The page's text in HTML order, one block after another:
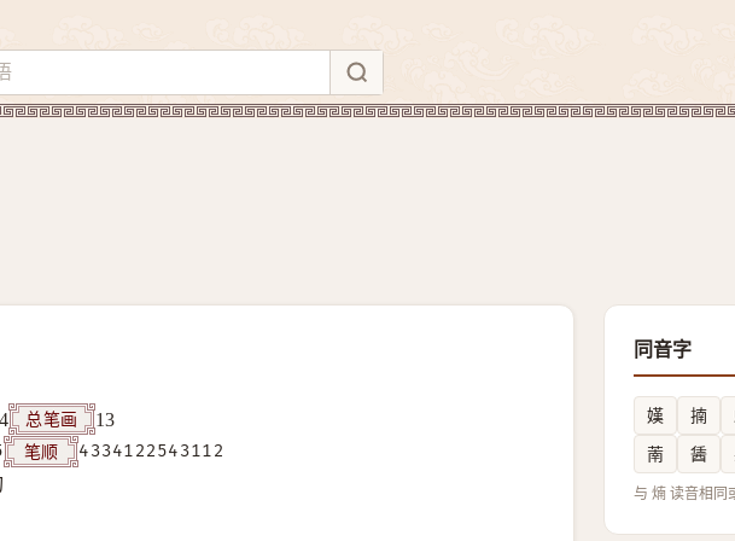
4 总笔画
13
笔顺
4334122543112
同音字
嫨 揇
萳
䣸
与 煵 读音相同